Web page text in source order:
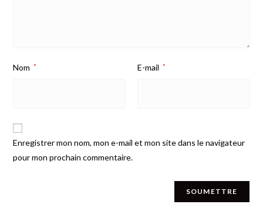
Nom * E-mail *
Enregistrer mon nom, mon e-mail et mon site dans le navigateur
pour mon prochain commentaire.